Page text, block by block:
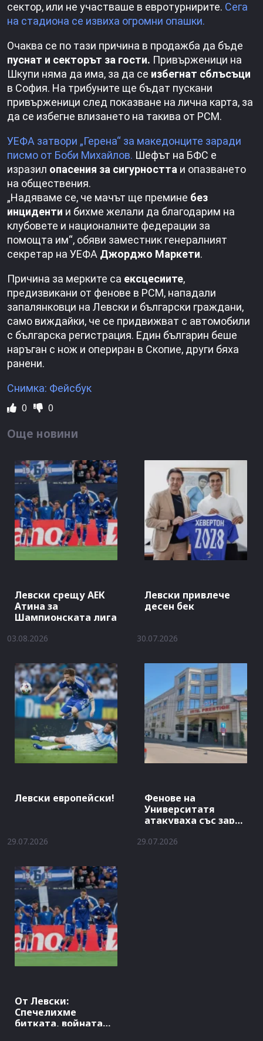
сектор, или не участваше в евротурнирите. Сега
на стадиона се извиха огромни опашки.
Очаква се по тази причина в продажба да бъде
пуснат и секторът за гости. Привърженици на
Шкупи няма да има, за да се избегнат сблъсъци
в София. На трибуните ще бъдат пускани
привърженици след показване на лична карта, за
да се избегне влизането на такива от РСМ.
УЕФА затвори „Герена“ за македонците заради
писмо от Боби Михайлов. Шефът на БФС е
изразил опасения за сигурността и опазването
на обществения.
„Надяваме се, че мачът ще премине без
инциденти и бихме желали да благодарим на
клубовете и националните федерации за
помощта им“, обяви заместник генералният
секретар на УЕФА Джорджо Маркети.
Причина за мерките са ексцесиите,
предизвикани от фенове в РСМ, нападали
запалянковци на Левски и български граждани,
само виждайки, че се придвижват с автомобили
с българска регистрация. Един българин беше
наръган с нож и опериран в Скопие, други бяха
ранени.
Снимка: Фейсбук
0 0
Още новини
Левски срещу АЕК
Атина за
Шампионската лига
03.08.2026
Левски привлече
десен бек
30.07.2026
Левски европейски!
29.07.2026
Фенове на
Университатя
атакуваха със заря
29.07.2026
От Левски:
Спечелихме
битката, войната